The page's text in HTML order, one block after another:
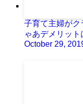
子育て主婦が
ゃあデメリット
October 29,